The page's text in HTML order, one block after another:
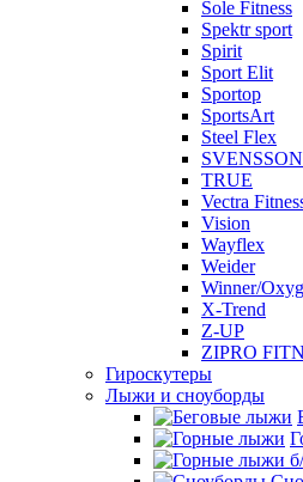
Sole Fitness
Spektr sport
Spirit
Sport Elit
Sportop
SportsArt
Steel Flex
TRUE
Vectra
Vision
Wayflex
Weider
Winner/
X-Trend
Z-UP
ZIPRO
Гироскутеры
Лыжи и сноуборды